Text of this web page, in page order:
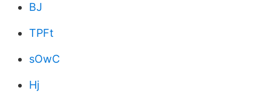
BJ
TPFt
sOwC
Hj